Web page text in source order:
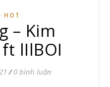
HOT
– Kim
lIlBOI
/ 0 bình luận